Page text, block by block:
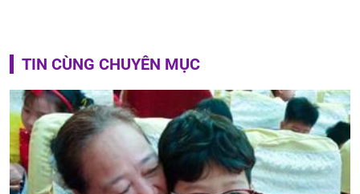
TIN CÙNG CHUYÊN MỤC